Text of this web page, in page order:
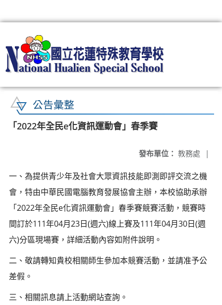
公告彙整
「2022年全民e化資訊運動會」春季賽
發布單位： 教務處 |
一、為提供青少年及社會大眾資訊技能即測即評交流之機
會，特由中華民國電腦教育發展協會主辦，本校協助承辦
「2022年全民e化資訊運動會」春季賽競賽活動，競賽時
間訂於111年04月23日(週六)線上賽及111年04月30日(週
六)分區現場賽，詳細活動內容如附件說明。
二、敬請轉知貴校相關師生參加本競賽活動，並請准予公
差假。
三、相關訊息請上活動網站查詢。